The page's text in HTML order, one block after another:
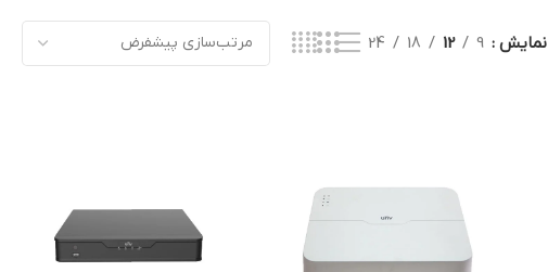
نمایش 9
12
18
24